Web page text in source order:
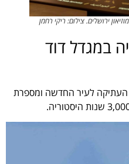
ירושלים. צילום: ריקי רחמן
במגדל דוד
העתיקה לעיר החדשה ומספרת